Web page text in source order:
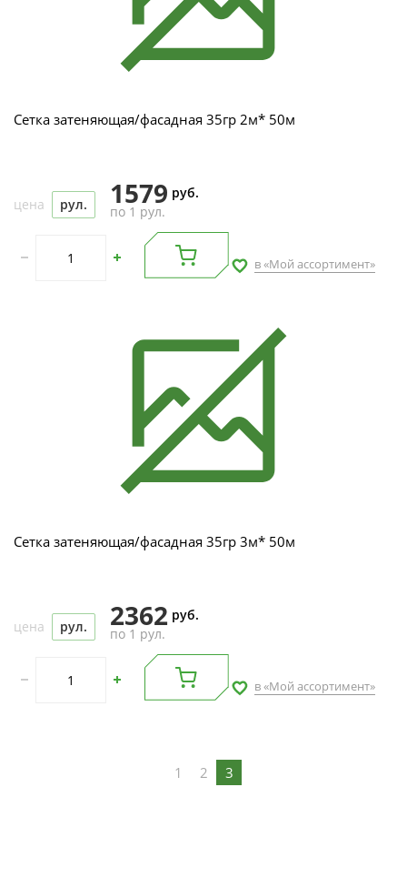
Сетка затеняющая/фасадная 35гр 2м* 50м
цена рул. 1579 руб.
по 1 рул.
в «Мой ассортимент»
Сетка затеняющая/фасадная 35гр 3м* 50м
цена рул. 2362 руб.
по 1 рул.
в «Мой ассортимент»
1 2 3